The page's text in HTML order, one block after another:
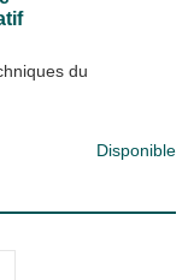
du
Disponible